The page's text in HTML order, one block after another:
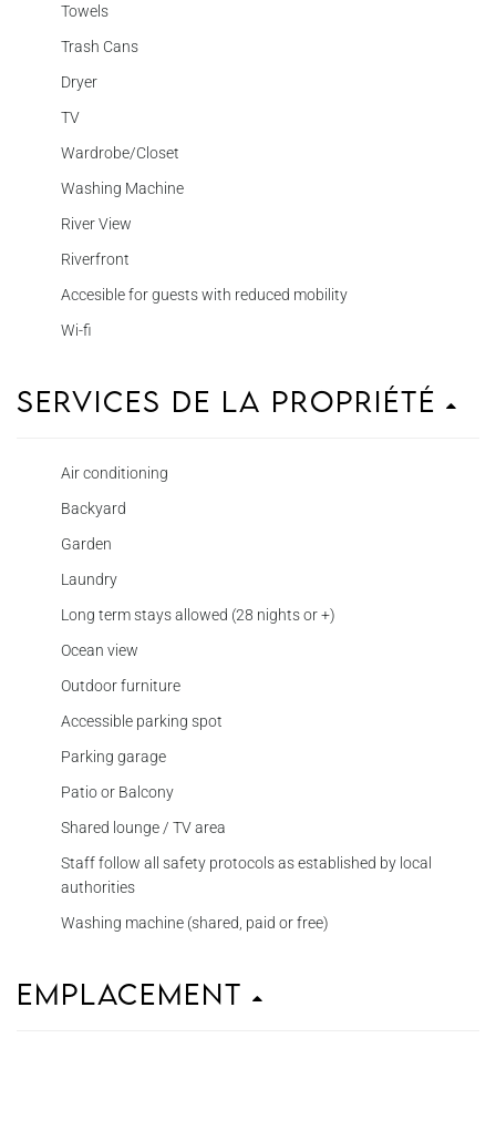
Towels
Trash Cans
Dryer
TV
Wardrobe/Closet
Washing Machine
River View
Riverfront
Accesible for guests with reduced mobility
Wi-fi
Services de la propriété
Air conditioning
Backyard
Garden
Laundry
Long term stays allowed (28 nights or +)
Ocean view
Outdoor furniture
Accessible parking spot
Parking garage
Patio or Balcony
Shared lounge / TV area
Staff follow all safety protocols as established by local
authorities
Washing machine (shared, paid or free)
Emplacement